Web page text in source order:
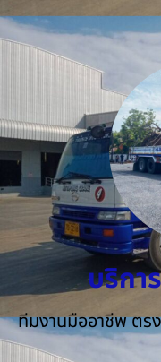
บริกา
ทีมงานมืออาชีพ ตร